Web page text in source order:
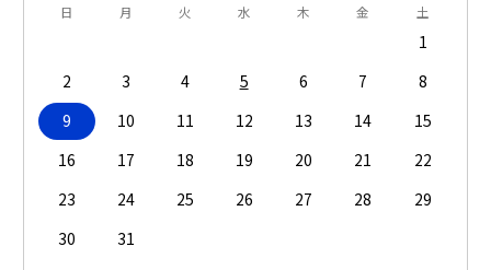
日 月 火 水 木 金 土
1
2
3 4 5 6 7
8
9
10 11 12 13 14
15
16
17 18 19 20 21
22
23
24 25 26 27 28
29
30
31